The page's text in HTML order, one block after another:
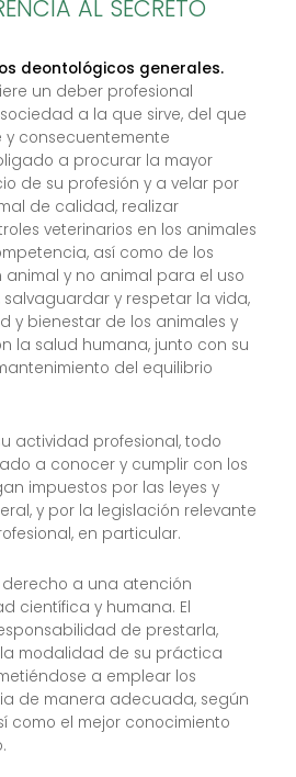
AL SECRETO
deontológicos generales.
un deber profesional
a la que sirve, del que
consecuentemente
a procurar la mayor
de su profesión y a velar por
de calidad, realizar
veterinarios en los animales
así como de los
y no animal para el uso
y respetar la vida,
y bienestar de los animales y
la salud humana, junto con su
del equilibrio
actividad profesional, todo
a conocer y cumplir con los
impuestos por las leyes y
y por la legislación relevante
en particular.
a una atención
científica y humana. El
de prestarla,
modalidad de su práctica
a emplear los
de manera adecuada, según
como el mejor conocimiento